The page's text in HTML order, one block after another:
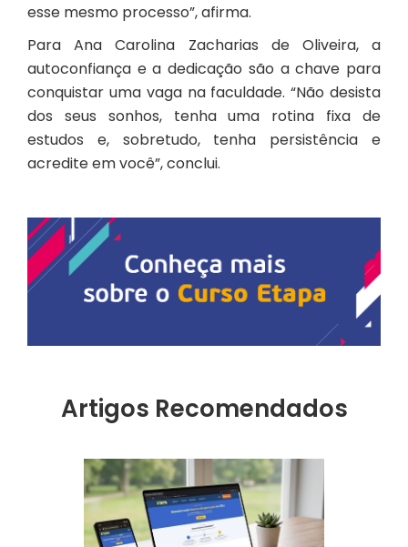
esse mesmo processo”, afirma.
Para Ana Carolina Zacharias de Oliveira, a
autoconfiança e a dedicação são a chave para
conquistar uma vaga na faculdade. “Não desista
dos seus sonhos, tenha uma rotina fixa de
estudos e, sobretudo, tenha persistência e
acredite em você”, conclui.
Artigos Recomendados